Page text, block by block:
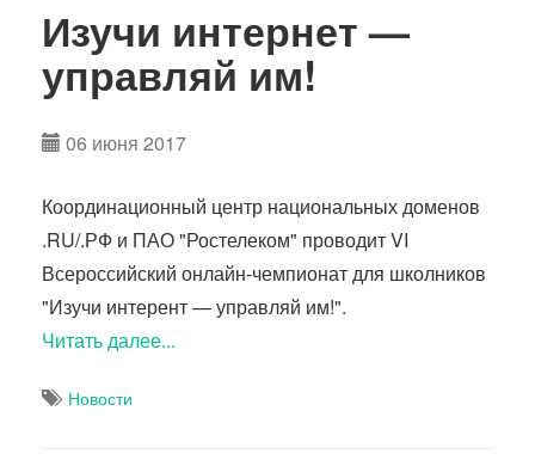
Изучи интернет —
управляй им!
06 июня 2017
Координационный центр национальных доменов
.RU/.РФ и ПАО "Ростелеком" проводит VI
Всероссийский онлайн-чемпионат для школников
"Изучи интерент — управляй им!".
Читать далее...
Новости